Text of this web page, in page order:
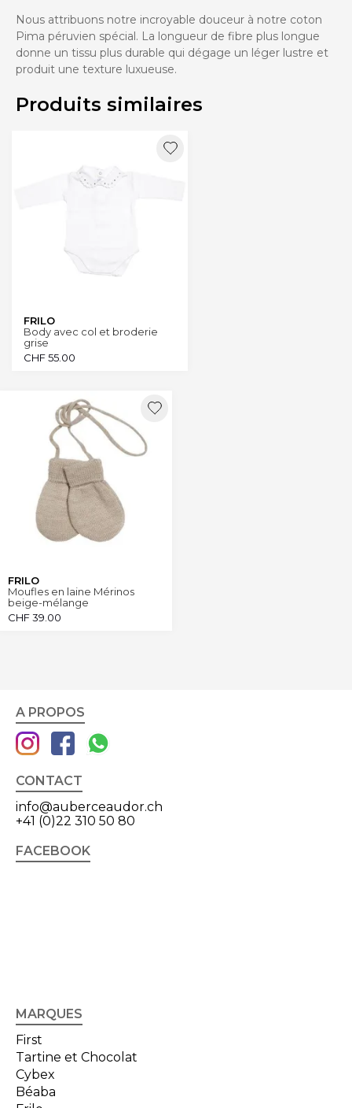
Nous attribuons notre incroyable douceur à notre coton
Pima péruvien spécial. La longueur de fibre plus longue
donne un tissu plus durable qui dégage un léger lustre et
produit une texture luxueuse.
Produits similaires
FRILO
Body avec col et broderie
grise
CHF55.00
FRILO
Moufles en laine Mérinos
beige-mélange
CHF39.00
A PROPOS
CONTACT
info@auberceaudor.ch
+41 (0)22 310 50 80
FACEBOOK
MARQUES
First
Tartine et Chocolat
Cybex
Béaba